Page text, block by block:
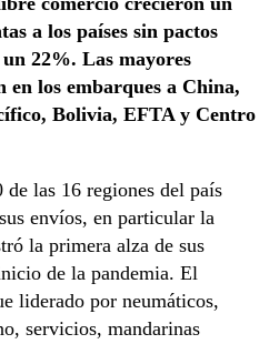
a los países sin pactos
22%. Las mayores
en los embarques a China,
Bolivia, EFTA y Centro
las 16 regiones del país
envíos, en particular la
la primera alza de sus
de la pandemia. El
liderado por neumáticos,
servicios, mandarinas